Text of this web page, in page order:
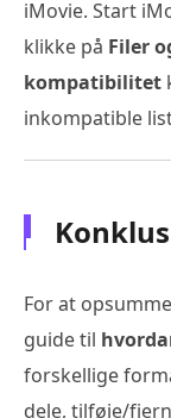
iMovie. Start
klikke på Filer
kompatibilitet
inkompatible
For at
guide til
forskellige
dele, tilføje/